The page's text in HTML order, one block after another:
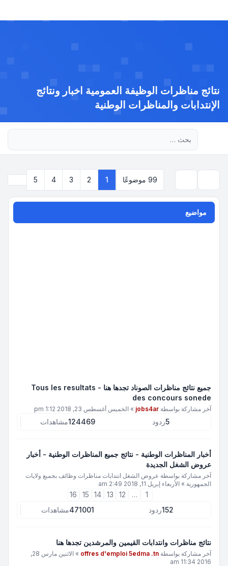
نتائج مناظرات الوظيفة العمومية اخبار ونتائج
الإنتدابات والمناظرات الوطنية
99 موضوعًا 1
2
3
4
5
مواضيع
جميع نتائج مناظرات الصوناد تجدها هنا - Tous les resultats
des concours sonede
آخر مشاركة بواسطة jobs4ar
» الخميس أغسطس 23, 2018 1:12 pm
5ردود 124469مشاهدات
أخبار المناظرات الوطنية - نتائج جميع المناظرات الوطنية - أخبار
عروض الشغل الجديدة
آخر مشاركة بواسطة عروض الشغل انتدابات مناظرات وظائف بجميع ولايات
الجمهورية » الأربعاء إبريل 11, 2018 2:49 am
1
…
12
13
14
15
16
152ردود 471001مشاهدات
نتائج مناظرات وانتدابات القيمين والمرشدين تجدها هنا
آخر مشاركة بواسطة offres d'emploi 5edma .tn
»
الاثنين مارس 28,
2016 11:34 am